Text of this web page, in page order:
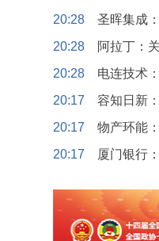
20:28
圣晖集成
20:28
阿拉丁：
20:28
电连技术
20:17
容知日新
20:17
物产环能
20:17
厦门银行